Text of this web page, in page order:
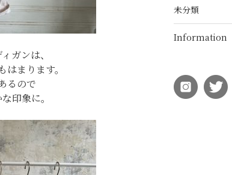
ガンは、
まります。
るので
印象に。
未分類
Information